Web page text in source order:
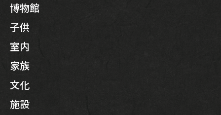
博物館
子供
室内
家族
文化
施設